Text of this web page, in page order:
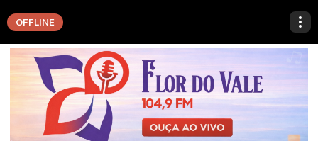
OFFLINE